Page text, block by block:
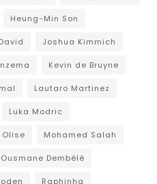
Heung-Min Son
Joshua Kimmich
Kevin de Bruyne
Lautaro Martinez
Luka Modric
Mohamed Salah
Ousmane Dembélé
Raphinha